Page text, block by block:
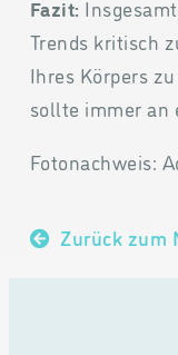
Fazit:
Trends kritisch
Ihres Körpers
sollte immer an
Fotonachweis:
Zurück zum